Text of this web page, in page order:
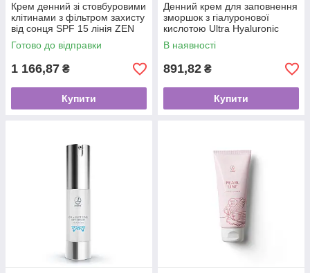
Крем денний зі стовбуровими
клітинами з фільтром захисту
від сонця SPF 15 лінія ZEN
50 ml
Готово до відправки
1 166,87 ₴
Купити
Денний крем для заповнення
зморшок з гіалуронової
кислотою Ultra Hyaluronic
Line 50 МЛ
В наявності
891,82 ₴
Купити